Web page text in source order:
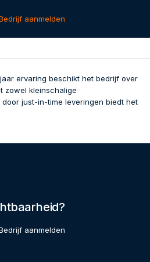
aanmelden
ervaring beschikt het bedrijf over
zowel kleinschalige
just-in-time leveringen biedt het
aanmelden